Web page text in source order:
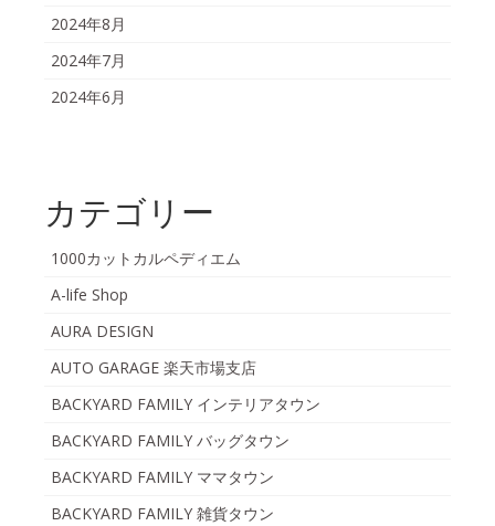
2024年8月
2024年7月
2024年6月
カテゴリー
1000カットカルペディエム
A-life Shop
AURA DESIGN
AUTO GARAGE 楽天市場支店
BACKYARD FAMILY インテリアタウン
BACKYARD FAMILY バッグタウン
BACKYARD FAMILY ママタウン
BACKYARD FAMILY 雑貨タウン